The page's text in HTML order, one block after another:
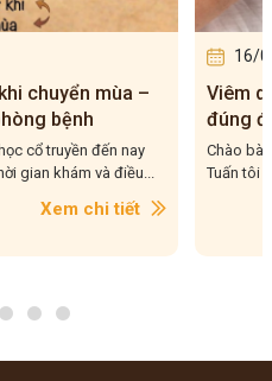
Viêm da cơ địa tái đi tái lại –
đúng để điều trị cho dứt điểm
Chào bà con, Viêm da cơ địa tái đi tái
Tuấn tôi gặp rất nhiều trong quá trình